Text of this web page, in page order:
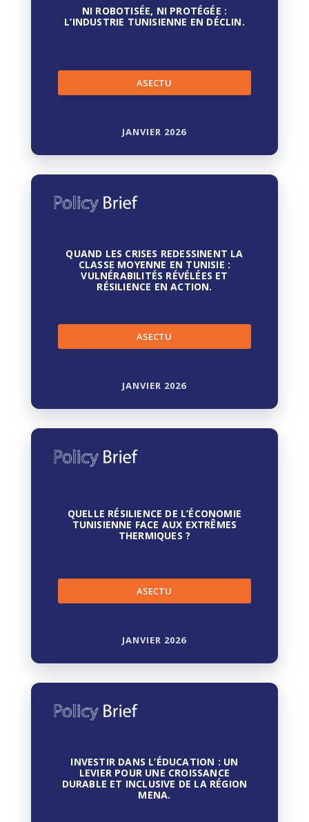
NI ROBOTISÉE, NI PROTÉGÉE :
L’INDUSTRIE TUNISIENNE EN DÉCLIN.
ASECTU
JANVIER 2026
QUAND LES CRISES REDESSINENT LA
CLASSE MOYENNE EN TUNISIE :
VULNÉRABILITÉS RÉVÉLÉES ET
RÉSILIENCE EN ACTION.
ASECTU
JANVIER 2026
QUELLE RÉSILIENCE DE L’ÉCONOMIE
TUNISIENNE FACE AUX EXTRÊMES
THERMIQUES ?
ASECTU
JANVIER 2026
INVESTIR DANS L’ÉDUCATION : UN
LEVIER POUR UNE CROISSANCE
DURABLE ET INCLUSIVE DE LA RÉGION
MENA.